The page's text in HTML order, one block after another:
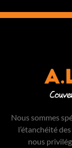
Nous sommes
l’étanchéité
nous